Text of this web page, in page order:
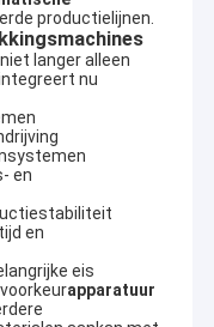
productielijnen.
langer alleen
nu
en
en
eis
apparatuur